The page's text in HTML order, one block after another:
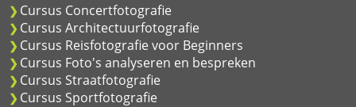
Cursus Concertfotografie
Cursus Architectuurfotografie
Cursus Reisfotografie voor Beginners
Cursus Foto's analyseren en bespreken
Cursus Straatfotografie
Cursus Sportfotografie